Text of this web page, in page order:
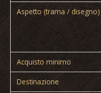
Aspetto (trama / disegno)
Acquisto minimo
Destinazione